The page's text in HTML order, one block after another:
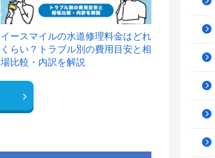
イースマイルの水道修理料金はどれ
くらい？トラブル別の費用目安と相
場比較・内訳を解説